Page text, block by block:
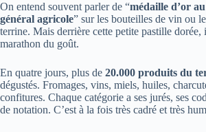
On entend souvent parler de “médaille d’or
général agricole” sur les bouteilles de vin ou
terrine. Mais derrière cette petite pastille dorée,
marathon du goût.
En quatre jours, plus de 20.000 produits du
dégustés. Fromages, vins, miels, huiles,
confitures. Chaque catégorie a ses jurés, ses
de notation. C’est à la fois très cadré et très